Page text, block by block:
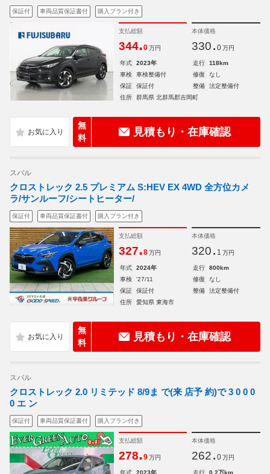
保証付 車両品質保証書付 購入プラン付き
支払総額
344.0 万円
本体価格
330. 0 万円
年式 2023年 走行
118km
車検
車検整備付 修復
なし
保証
保証付 整備
法定整備付
住所
群馬県 北群馬郡吉岡町
無
料
見積もり・在庫確認
スバル
クロストレック 2.5 プレミアム S:HEV EX 4WD 全方位カメ
ラ/サンルーフ/シートヒーター/
保証付 車両品質保証書付 購入プラン付き
支払総額
327.8 万円
本体価格
320. 1 万円
年式 2024年 走行
800km
車検
'27/11 修復
なし
保証
保証付 整備
法定整備付
住所
愛知県 東海市
無
料
見積もり・在庫確認
スバル
クロストレック 2.0 リミテッド 8/9ま で(来 店予 約)で 3 0 0 0
0 エ ン
保証付 車両品質保証書付 購入プラン付き
支払総額
278.9 万円
本体価格
262. 0 万円
年式 2023年 走行
0.2万km